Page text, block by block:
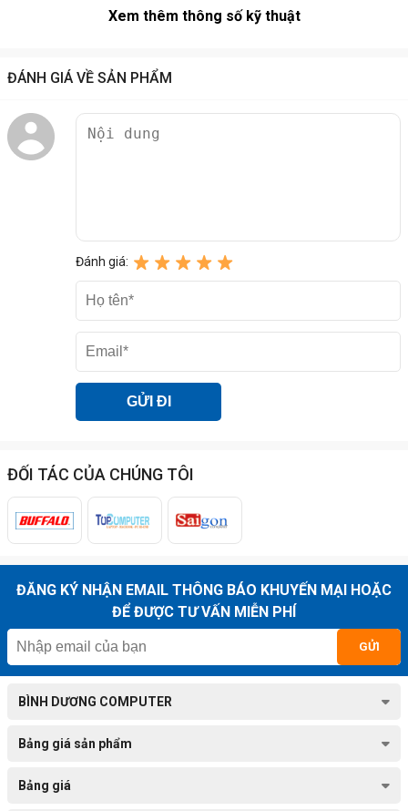
Với dung lượng lưu trữ khá cao, cùng màu sắc sang trọng, bàn phím
nẩy... sản phẩm là sự lựa chọn hoàn hảo dành cho bạn.
doanh nhân ở phân khúc cao, cùng với thiết kế tinh tế, cấu hình và độ
bền rất tốt.. .Thiết kế của các model Dell Vostro được làm từ vỏ nhựa
Xem thêm thông số kỹ thuật
ĐÁNH GIÁ VỀ SẢN PHẨM
Đánh giá:
ĐỐI TÁC CỦA CHÚNG TÔI
ĐĂNG KÝ NHẬN EMAIL THÔNG BÁO KHUYẾN MẠI HOẶC
ĐỂ ĐƯỢC TƯ VẤN MIỄN PHÍ
GỬI
BÌNH DƯƠNG COMPUTER
Bảng giá sản phẩm
Bảng giá